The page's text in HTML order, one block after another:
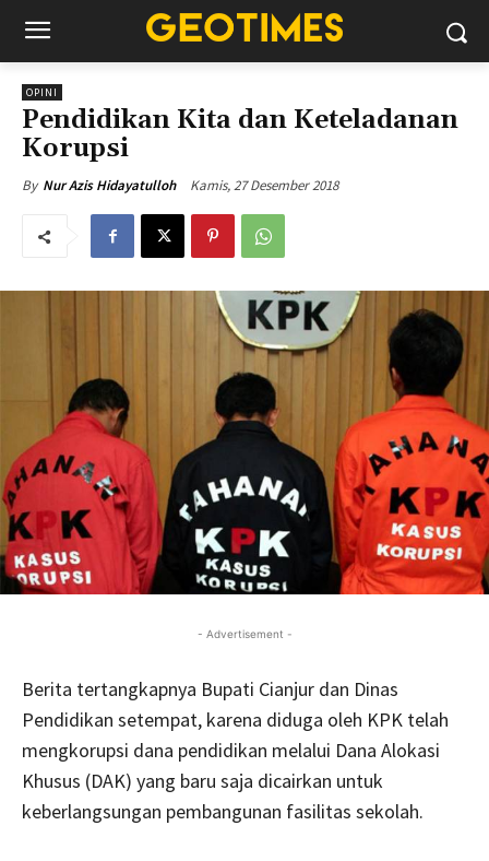
OPINI
Pendidikan Kita dan Keteladanan
Korupsi
By Nur Azis Hidayatulloh Kamis, 27 Desember 2018
- Advertisement -
Berita tertangkapnya Bupati Cianjur dan Dinas
Pendidikan setempat, karena diduga oleh KPK telah
mengkorupsi dana pendidikan melalui Dana Alokasi
Khusus (DAK) yang baru saja dicairkan untuk
keberlangsungan pembangunan fasilitas sekolah.